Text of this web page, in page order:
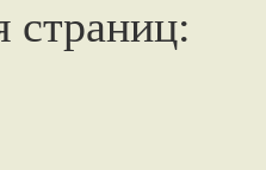
страниц: